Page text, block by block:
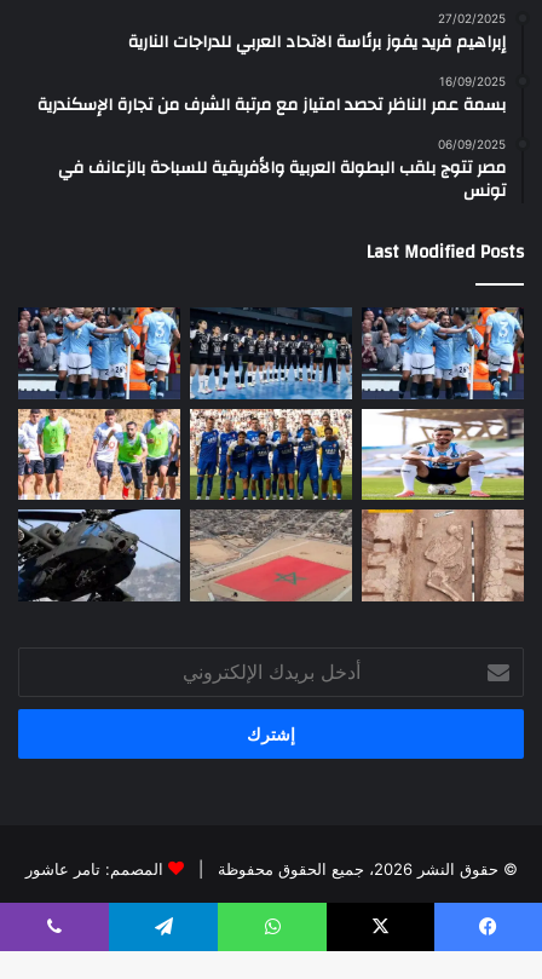
27/02/2025
إبراهيم فريد يفوز برئاسة الاتحاد العربي للدراجات النارية
16/09/2025
بسمة عمر الناظر تحصد امتياز مع مرتبة الشرف من تجارة الإسكندرية
06/09/2025
مصر تتوج بلقب البطولة العربية والأفريقية للسباحة بالزعانف في
تونس
Last Modified Posts
بريدك
الإلكتروني
© حقوق النشر 2026، جميع الحقوق محفوظة | المصمم: تامر عاشور
فيسبوكX يوتيوبانستقرام
فيسبوك X واتساب تيلقرام ڤايبر